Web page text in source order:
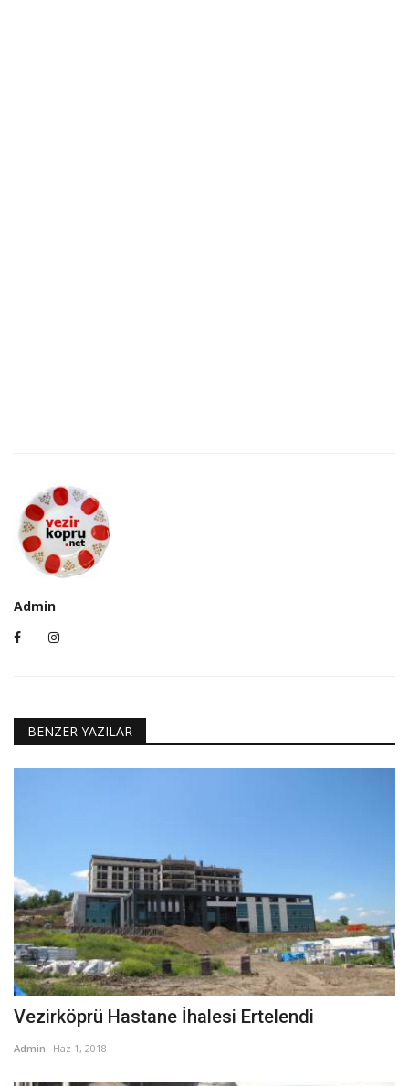
Admin
BENZER YAZILAR
Vezirköprü Hastane İhalesi Ertelendi
Admin Haz 1, 2018